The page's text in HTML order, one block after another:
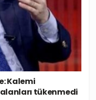
Kalemi
tükenmedi